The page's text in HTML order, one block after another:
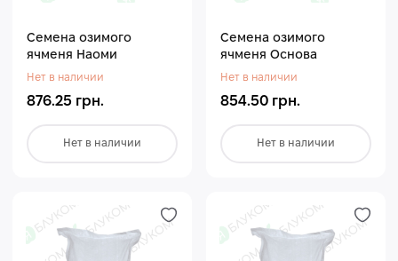
Семена озимого
ячменя Наоми
Нет в наличии
876.25 грн.
Нет в наличии
Семена озимого
ячменя Основа
Нет в наличии
854.50 грн.
Нет в наличии